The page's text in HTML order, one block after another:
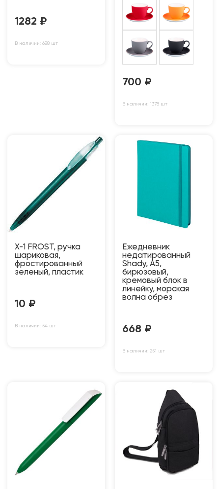
1282 ₽
В наличии: 688 шт
700 ₽
В наличии: 1378 шт
X-1 FROST, ручка
шариковая,
фростированный
зеленый, пластик
10 ₽
В наличии: 54 шт
Ежедневник
недатированный
Shady, А5,
бирюзовый,
кремовый блок в
линейку, морская
волна обрез
668 ₽
В наличии: 251 шт